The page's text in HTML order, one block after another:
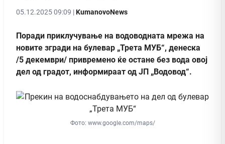
05.12.2025 09:09 |KumanovoNews
Поради приклучување на водоводната мрежа на
новите згради на булевар „Третa МУБ“, денеска
/5 декември/ привремено ќе остане без вода овој
дел од градот, информираат од ЈП „Водовод“.
Фото: www.google.com/maps/